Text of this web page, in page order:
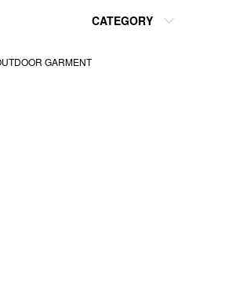
CATEGORY
GARMENT